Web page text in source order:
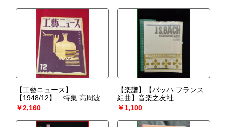
【工藝ニュース】
【1948/12】 特集:高周波
￥2,160
【楽譜】【バッハ フランス
組曲】音楽之友社
￥1,100